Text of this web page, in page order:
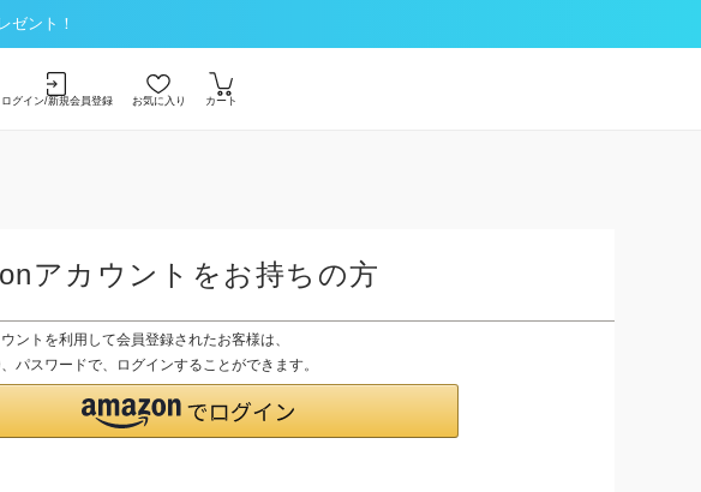
ゼント！
ログイン/新規会員登録 お気に入り カート
アカウントをお持ちの方
ントを利用して会員登録されたお客様は、
パスワードで、ログインすることができます。